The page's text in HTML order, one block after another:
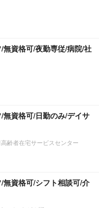
無資格可/夜勤専従/病院/社
無資格可/日勤のみ/デイサ
齢者在宅サービスセンター
無資格可/シフト相談可/介